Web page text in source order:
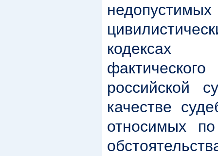
российской
качестве
относимых